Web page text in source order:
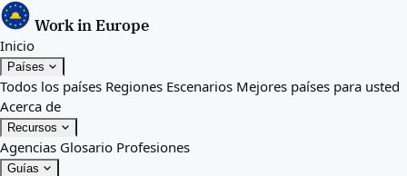
Work in Europe
Inicio
Países
Todos los países Regiones Escenarios Mejores países para usted
Acerca de
Recursos
Agencias Glosario Profesiones
Guías